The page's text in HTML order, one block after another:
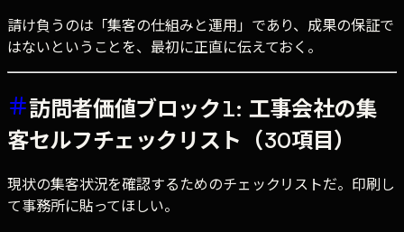
請け負うのは「集客の仕組みと運用」であり、成果の保証で
はないということを、最初に正直に伝えておく。
訪問者価値ブロック1: 工事会社の集
客セルフチェックリスト（30項目）
現状の集客状況を確認するためのチェックリストだ。印刷し
て事務所に貼ってほしい。